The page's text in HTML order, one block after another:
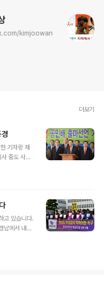
kimjoowan
더보기
기자랑 제
중도 사퇴
을 거쳐 야
않고 있습
고 다툼이 있
느냐는 전
헌 : 지금
고 있습니다.
남에서 내보
사안 가운